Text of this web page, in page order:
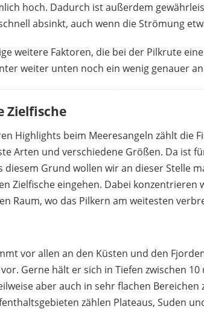
hoch. Dadurch ist außerdem
absinkt, auch wenn die Strömung
weitere Faktoren, die bei der Pilkrute
weiter unten noch ein wenig genauer
Zielfische
Highlights beim Meeresangeln zählt die
Arten und verschiedene Größen. Da ist
diesem Grund wollen wir an dieser Stelle
Zielfische eingehen. Dabei konzentrieren
Raum, wo das Pilkern am weitesten
vor allen an den Küsten und den
Gerne hält er sich in Tiefen zwischen
aber auch in sehr flachen Bereichen
zählen Plateaus, Suden